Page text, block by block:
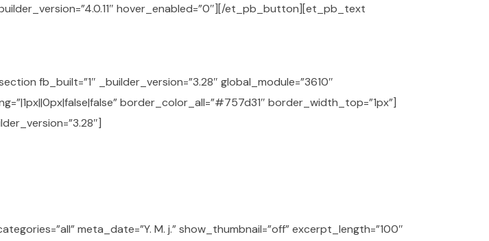
hover_enabled=”0″][/et_pb_button][et_pb_text
fb_built=”1″ _builder_version=”3.28″ global_module=”3610″
border_color_all=”#757d31″ border_width_top=”1px”]
meta_date=”Y. M. j.” show_thumbnail=”off” excerpt_length=”100″